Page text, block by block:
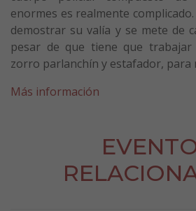
enormes es realmente
demostrar su valía y se mete de
pesar de que tiene que
zorro parlanchín y estafador, para
Más información